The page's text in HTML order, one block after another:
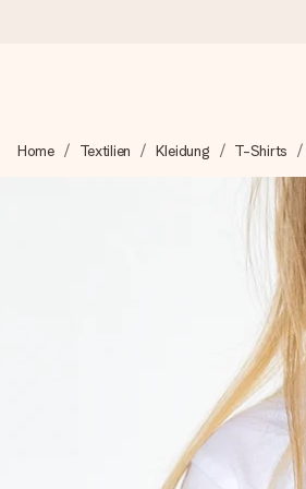
Wir bereiten dein Geschenk
4,8 (basierend auf +15.000
Unsere Geschenke begeistern.
+49 39292 929695
Montag - Freitag : 8:30 - 17:00 Uhr
Samstag - Sonntag : 8:30 - 13:00 Uhr
Home Textilien Kleidung T-Shirts